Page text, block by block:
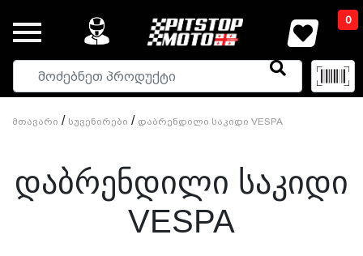
0
Მთავარი / Სუვენირები / Დაბრენდილი Საკიდი VESPA
Დაბრენდილი Საკიდი
VESPA